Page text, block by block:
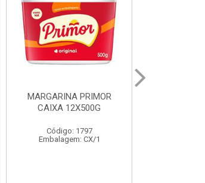
MARGARINA PRIMOR CX
24X250G
Código: 1921
Embalagem: CX/1